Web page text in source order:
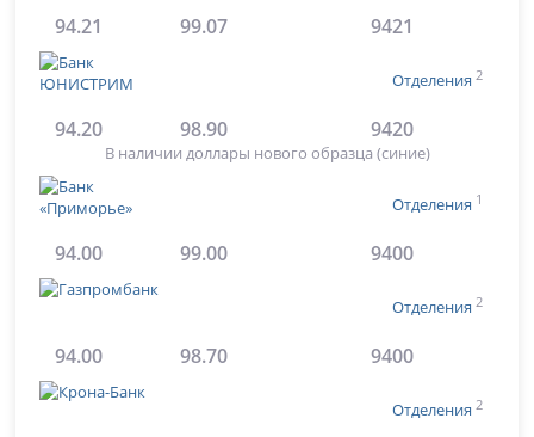
94.21 99.07 9421
Отделения 2
94.20 98.90 9420
В наличии доллары нового образца (синие)
Отделения 1
94.00 99.00 9400
Отделения 2
94.00 98.70 9400
Отделения 2